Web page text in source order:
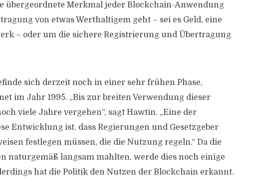
übergeordnete Merkmal jeder Blockchain-Anwendung
von etwas Werthaltigem geht – sei es Geld, eine
– oder um die sichere Registrierung und Übertragung
sich derzeit noch in einer sehr frühen Phase,
im Jahr 1995. „Bis zur breiten Verwendung dieser
viele Jahre vergehen“, sagt Hawtin. „Eine der
Entwicklung ist, dass Regierungen und Gesetzgeber
festlegen müssen, die die Nutzung regeln.“ Da die
naturgemäß langsam mahlten, werde dies noch einige
hat die Politik den Nutzen der Blockchain erkannt.